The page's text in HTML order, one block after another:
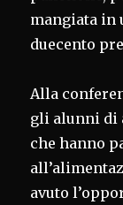
mangiata in
duecento
Alla
gli alunni di
che hanno
avuto